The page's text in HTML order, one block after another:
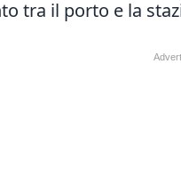
tra il porto e la